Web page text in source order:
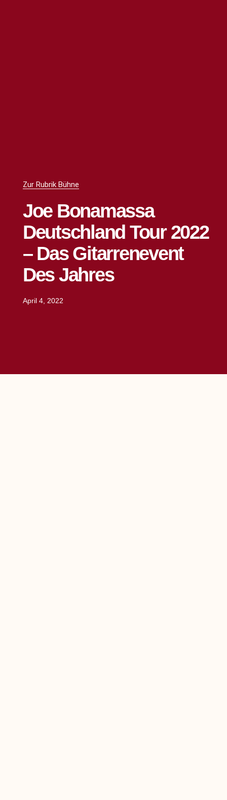
Zur Rubrik Bühne
Joe Bonamassa
Deutschland Tour 2022
– Das Gitarrenevent
Des Jahres
April 4, 2022